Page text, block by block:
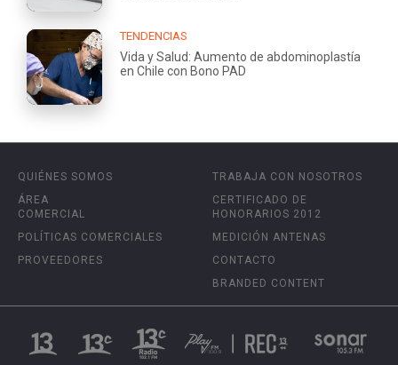
TENDENCIAS
Vida y Salud: Aumento de abdominoplastía
en Chile con Bono PAD
QUIÉNES SOMOS
ÁREA
COMERCIAL
POLÍTICAS COMERCIALES
PROVEEDORES
TRABAJA CON NOSOTROS
CERTIFICADO DE
HONORARIOS 2012
MEDICIÓN ANTENAS
CONTACTO
BRANDED CONTENT